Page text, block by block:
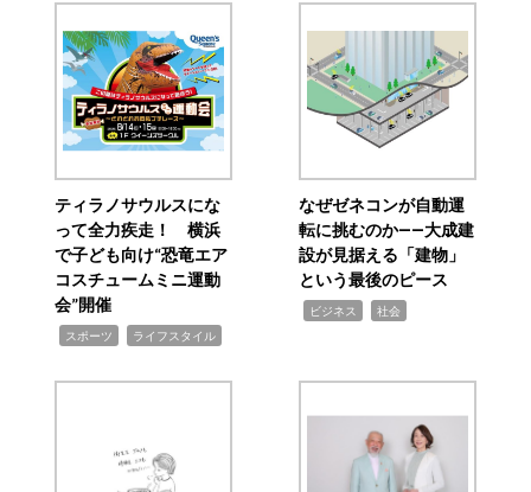
ティラノサウルスにな
って全力疾走！ 横浜
で子ども向け“恐竜エア
コスチュームミニ運動
会”開催
スポーツ ライフスタイル
なぜゼネコンが自動運
転に挑むのか――大成建
設が見据える「建物」
という最後のピース
ビジネス 社会